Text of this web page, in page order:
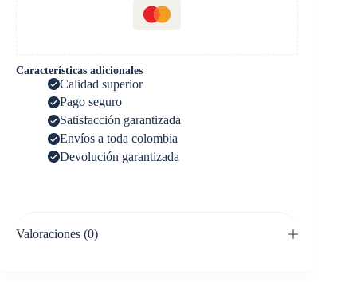
Características adicionales
Calidad superior
Pago seguro
Satisfacción garantizada
Envíos a toda colombia
Devolución garantizada
Valoraciones (0)